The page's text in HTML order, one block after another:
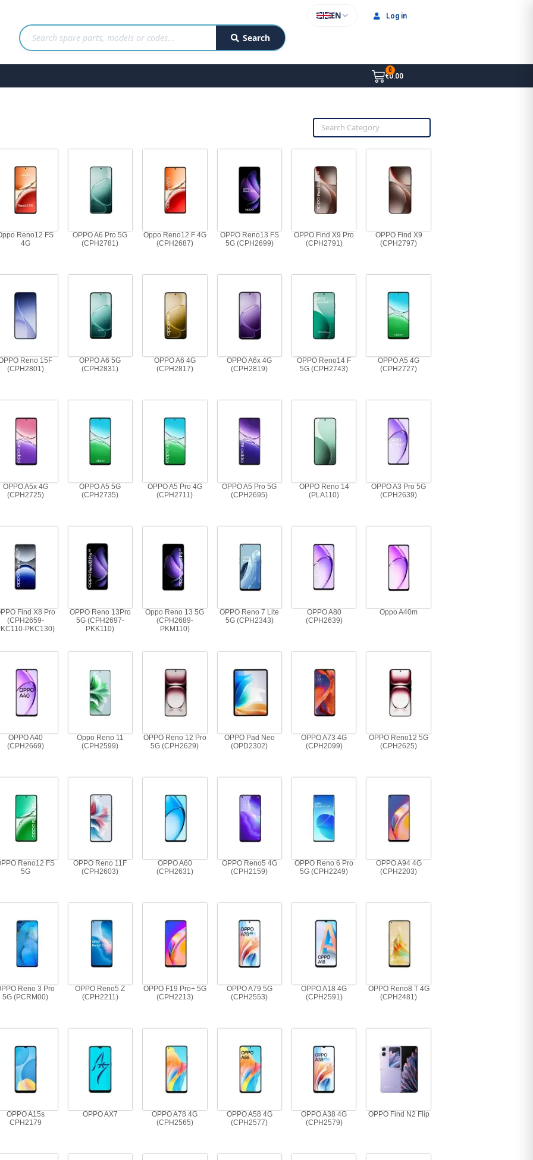
Search
EN Log in
€0.00
Reno12 FS
4G
OPPO A6 Pro 5G
(CPH2781)
Oppo Reno12 F 4G
(CPH2687)
OPPO Reno13 FS
5G (CPH2699)
OPPO Find X9 Pro
(CPH2791)
OPPO Find X9
(CPH2797)
Reno 15F
(CPH2801)
OPPO A6 5G
(CPH2831)
OPPO A6 4G
(CPH2817)
OPPO A6x 4G
(CPH2819)
OPPO Reno14 F
5G (CPH2743)
OPPO A5 4G
(CPH2727)
OPPO A5x 4G
(CPH2725)
OPPO A5 5G
(CPH2735)
OPPO A5 Pro 4G
(CPH2711)
OPPO A5 Pro 5G
(CPH2695)
OPPO Reno 14
(PLA110)
OPPO A3 Pro 5G
(CPH2639)
Find X8 Pro
(CPH2659-
PKC130)
OPPO Reno 13Pro
5G (CPH2697-
PKK110)
Oppo Reno 13 5G
(CPH2689-
PKM110)
OPPO Reno 7 Lite
5G (CPH2343)
OPPO A80
(CPH2639)
Oppo A40m
OPPO A40
(CPH2669)
Oppo Reno 11
(CPH2599)
OPPO Reno 12 Pro
5G (CPH2629)
OPPO Pad Neo
(OPD2302)
OPPO A73 4G
(CPH2099)
OPPO Reno12 5G
(CPH2625)
Reno12 FS
5G
OPPO Reno 11F
(CPH2603)
OPPO A60
(CPH2631)
OPPO Reno5 4G
(CPH2159)
OPPO Reno 6 Pro
5G (CPH2249)
OPPO A94 4G
(CPH2203)
Reno 3 Pro
5G (PCRM00)
OPPO Reno5 Z
(CPH2211)
OPPO F19 Pro+ 5G
(CPH2213)
OPPO A79 5G
(CPH2553)
OPPO A18 4G
(CPH2591)
OPPO Reno8 T 4G
(CPH2481)
OPPO A15s
CPH2179
OPPO AX7
OPPO A78 4G
(CPH2565)
OPPO A58 4G
(CPH2577)
OPPO A38 4G
(CPH2579)
OPPO Find N2 Flip